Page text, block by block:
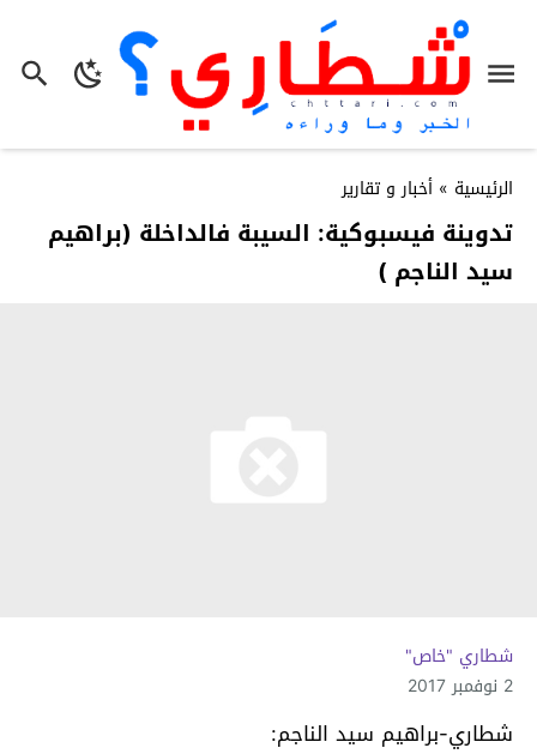
الرئيسية » أخبار و تقارير
تدوينة فيسبوكية: السيبة فالداخلة (براهيم
سيد الناجم )
شطاري "خاص"
2 نوفمبر 2017
شطاري-براهيم سيد الناجم: